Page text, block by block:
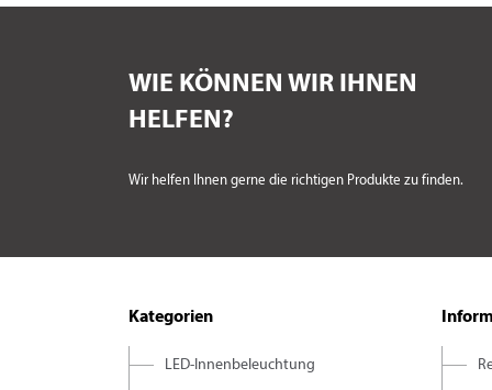
WIE KÖNNEN WIR IHNEN
HELFEN?
Wir helfen Ihnen gerne die richtigen Produkte zu finden.
Kategorien
LED-Innenbeleuchtung